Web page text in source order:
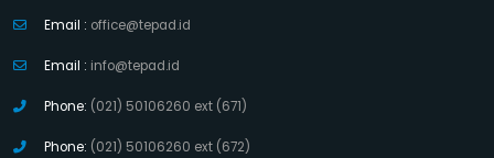
Email : office@tepad.id
Email : info@tepad.id
Phone: (021) 50106260 ext (671)
Phone: (021) 50106260 ext (672)